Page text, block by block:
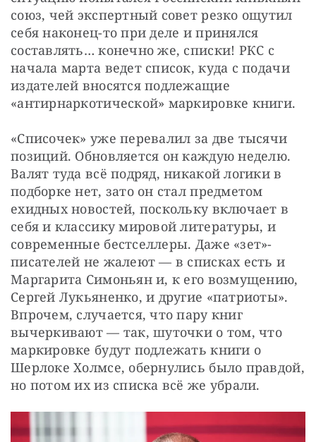
союз, чей экспертный совет резко ощутил
себя наконец-то при деле и принялся
составлять… конечно же, списки! РКС с
начала марта ведет список, куда с подачи
издателей вносятся подлежащие
«антирнаркотической» маркировке книги.
«Списочек» уже перевалил за две тысячи
позиций. Обновляется он каждую неделю.
Валят туда всё подряд, никакой логики в
подборке нет, зато он стал предметом
ехидных новостей, поскольку включает в
себя и классику мировой литературы, и
современные бестселлеры. Даже «зет»-
писателей не жалеют — в списках есть и
Маргарита Симоньян и, к его возмущению,
Сергей Лукьяненко, и другие «патриоты».
Впрочем, случается, что пару книг
вычеркивают — так, шуточки о том, что
маркировке будут подлежать книги о
Шерлоке Холмсе, обернулись было правдой,
но потом их из списка всё же убрали.